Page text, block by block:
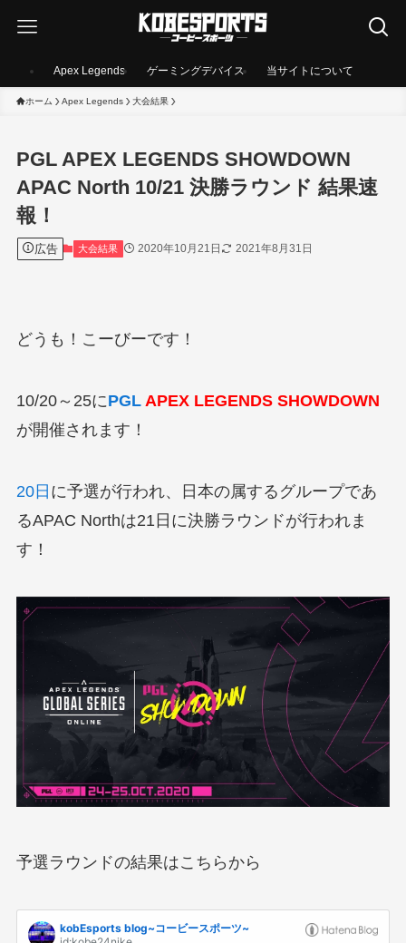
Apex Legends ゲーミングデバイス 当サイトについて
ホーム Apex Legends 大会結果
PGL APEX LEGENDS SHOWDOWN
APAC North 10/21 決勝ラウンド 結果速
報！
広告 大会結果 2020年10月21日 2021年8月31日
どうも！こーびーです！
10/20～25にPGLAPEX LEGENDS SHOWDOWN
が開催されます！
20日 に予選が行われ、日本の属するグループであ
るAPAC Northは21日に決勝ラウンドが行われま
す！
予選ラウンドの結果はこちらから